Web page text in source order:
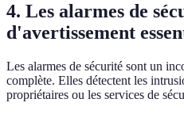
4. Les alarmes de
d'avertissement
Les alarmes de sécurité sont un
complète. Elles détectent les
propriétaires ou les services de